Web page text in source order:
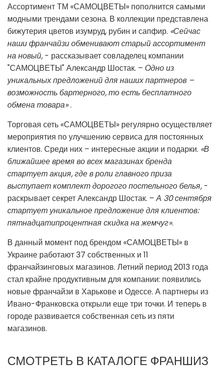
Ассортимент ТМ «САМОЦВЕТЫ» пополнится самыми
модными трендами сезона. В коллекции представлена
бижутерия цветов изумруд, рубин и сапфир. «Сейчас
наши франчайзи обменивают старый ассортимент
на новый, - рассказывает совладелец компании
"САМОЦВЕТЫ" Александр Шостак. – Одно из
уникальных предложений для наших партнеров –
возможность бартерного, то есть бесплатного
обмена товара».
Торговая сеть «САМОЦВЕТЫ» регулярно осуществляет
мероприятия по улучшению сервиса для постоянных
клиентов. Среди них – интересные акции и подарки. «В
ближайшее время во всех магазинах бренда
стартует акция, где в роли главного приза
выступает комплект дорогого постельного белья, -
раскрывает секрет Александр Шостак. –А 30 сентября
стартует уникальное предложение для клиентов:
пятнадцатипроцентная скидка на жемчуг».
В данный момент под брендом «САМОЦВЕТЫ» в
Украине работают 37 собственных и 11
франчайзинговых магазинов. Летний период 2013 года
стал крайне продуктивным для компании: появились
новые франчайзи в Харькове и Одессе. А партнеры из
Ивано-Франковска открыли еще три точки. И теперь в
городе развивается собственная сеть из пяти
магазинов.
СМОТРЕТЬ В КАТАЛОГЕ ФРАНШИЗ